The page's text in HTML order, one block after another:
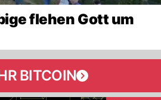
flehen Gott um
BITCOIN